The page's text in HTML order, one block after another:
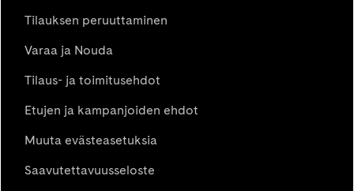
Tilauksen peruuttaminen
Varaa ja Nouda
Tilaus- ja toimitusehdot
Etujen ja kampanjoiden ehdot
Muuta evästeasetuksia
Saavutettavuusseloste